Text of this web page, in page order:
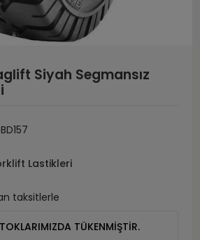
Siyah Segmansız
Lastikleri
taksitlerle
TÜKENMİŞTİR.